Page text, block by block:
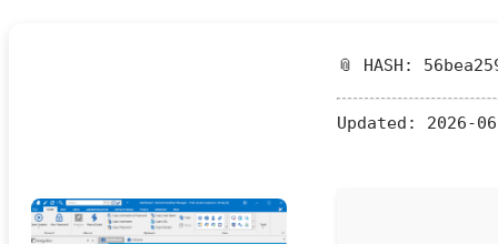
📎 HASH:
Updated: 2026-